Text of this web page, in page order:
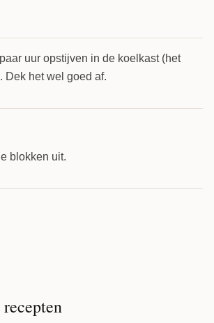
uur opstijven in de koelkast (het
Dek het wel goed af.
blokken uit.